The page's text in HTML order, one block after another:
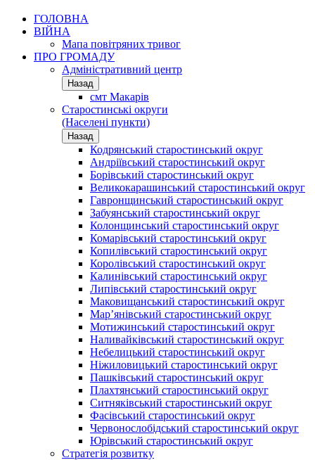
ГОЛОВНА
ВІЙНА
Мапа повітряних тривог
ПРО ГРОМАДУ
Aдміністративний центр
Назад
смт Макарів
Старостинські округи
(Населені пункти)
Назад
Кодрянський старостинський округ
Андріївський старостинський округ
Борівський старостинський округ
Великокарашинський старостинський округ
Гавронщинський старостинський округ
Забуянський старостинський округ
Колонщинський старостинський округ
Комарівський старостинський округ
Копилівський старостинський округ
Королівський старостинський округ
Калинівський старостинський округ
Липівський старостинський округ
Маковищанський старостинський округ
Мар’янівський старостинський округ
Мотижинський старостинський округ
Наливайківський старостинський округ
Небелицький старостинський округ
Ніжиловицький старостинський округ
Пашківський старостинський округ
Плахтянський старостинський округ
Ситняківський старостинський округ
Фасівський старостинський округ
Червонослобідський старостинський округ
Юрівський старостинський округ
Стратегія розвитку